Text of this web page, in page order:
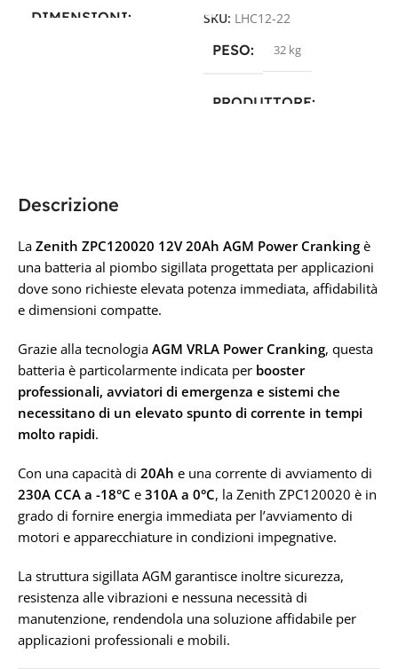
Descrizione
La Zenith ZPC120020 12V 20Ah AGM Power Cranking è
una batteria al piombo sigillata progettata per applicazioni
dove sono richieste elevata potenza immediata, affidabilità
e dimensioni compatte.
Grazie alla tecnologia AGM VRLA Power Cranking, questa
batteria è particolarmente indicata per booster
professionali, avviatori di emergenza e sistemi che
necessitano di un elevato spunto di corrente in tempi
molto rapidi.
Con una capacità di 20Ah e una corrente di avviamento di
230A CCA a -18°C e 310A a 0°C, la Zenith ZPC120020 è in
grado di fornire energia immediata per l’avviamento di
motori e apparecchiature in condizioni impegnative.
La struttura sigillata AGM garantisce inoltre sicurezza,
resistenza alle vibrazioni e nessuna necessità di
manutenzione, rendendola una soluzione affidabile per
applicazioni professionali e mobili.
DIMENSIONI
TECNOLOGIA
AGM PIOMBO
CAPACITÀ IN AH
28Ah
TENSIONE IN VOLT
12V
SKU: LHC12-22
PESO 32 kg
PRODUTTORE
CAPACITÀ IN AH
TENSIONE IN VOLT
12V